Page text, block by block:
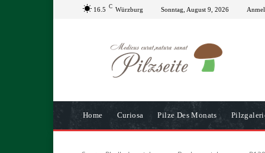
16.5 C Würzburg Sonntag, August 9, 2026
Home Curiosa Pilze Des Monats